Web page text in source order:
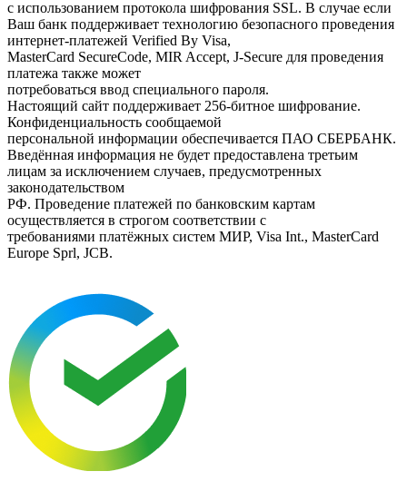
с использованием протокола шифрования SSL. В случае если
Ваш банк поддерживает технологию безопасного проведения
интернет-платежей Verified By Visa,
MasterCard SecureCode, MIR Accept, J-Secure для проведения
платежа также может
потребоваться ввод специального пароля.
Настоящий сайт поддерживает 256-битное шифрование.
Конфиденциальность сообщаемой
персональной информации обеспечивается ПАО СБЕРБАНК.
Введённая информация не будет предоставлена третьим
лицам за исключением случаев, предусмотренных
законодательством
РФ. Проведение платежей по банковским картам
осуществляется в строгом соответствии с
требованиями платёжных систем МИР, Visa Int., MasterCard
Europe Sprl, JCB.